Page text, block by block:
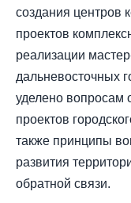
создания центров
проектов
реализации
дальневосточных
уделено вопросам
проектов
также принципы
развития
обратной связи.